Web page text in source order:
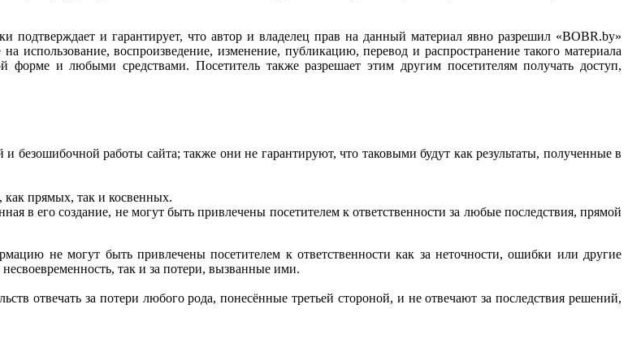
подтверждает и гарантирует, что автор и владелец прав на данный материал явно разрешил «BOBR.by»
использование, воспроизведение, изменение, публикацию, перевод и распространение такого материала
и любыми средствами. Посетитель также разрешает этим другим посетителям получать доступ,
работы сайта; также они не гарантируют, что таковыми будут как результаты, полученные в
как прямых, так и косвенных.
в его создание, не могут быть привлечены посетителем к ответственности за любые последствия, прямой
не могут быть привлечены посетителем к ответственности как за неточности, ошибки или другие
так и за потери, вызванные ими.
отвечать за потери любого рода, понесённые третьей стороной, и не отвечают за последствия решений,